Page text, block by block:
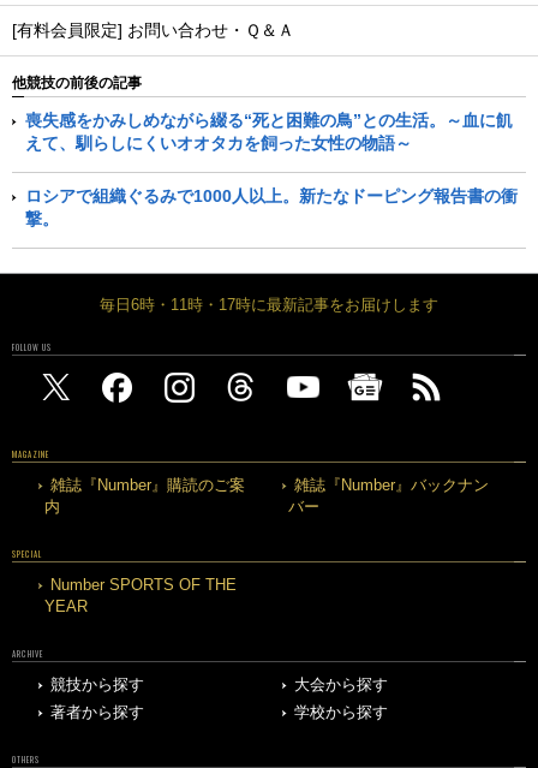
[有料会員限定] お問い合わせ・Ｑ＆Ａ
他競技の前後の記事
喪失感をかみしめながら綴る“死と困難の鳥”との生活。～血に飢
えて、馴らしにくいオオタカを飼った女性の物語～
ロシアで組織ぐるみで1000人以上。新たなドーピング報告書の衝
撃。
毎日6時・11時・17時に最新記事をお届けします
FOLLOW US
MAGAZINE
雑誌『Number』購読のご案
内
雑誌『Number』バックナン
バー
SPECIAL
Number SPORTS OF THE
YEAR
ARCHIVE
競技から探す
大会から探す
著者から探す
学校から探す
OTHERS